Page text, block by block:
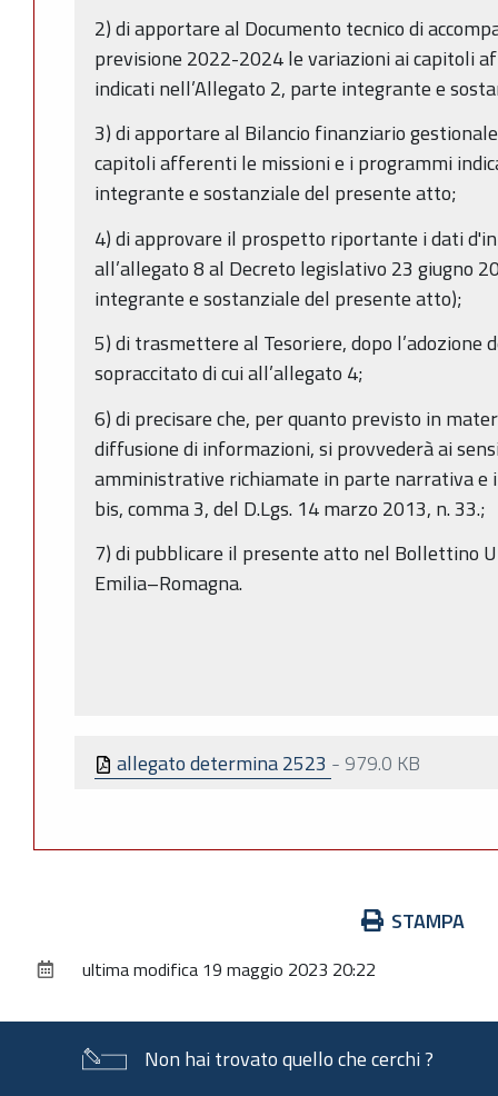
2) di apportare al Documento tecnico di
previsione 2022-2024 le variazioni ai capitoli
indicati nell’Allegato 2, parte integrante e
3) di apportare al Bilancio finanziario
capitoli afferenti le missioni e i programmi
integrante e sostanziale del presente atto;
4) di approvare il prospetto riportante i dati
all’allegato 8 al Decreto legislativo 23 giugno
integrante e sostanziale del presente atto);
5) di trasmettere al Tesoriere, dopo
sopraccitato di cui all’allegato 4;
6) di precisare che, per quanto previsto in
diffusione di informazioni, si provvederà ai
amministrative richiamate in parte narrativa e
bis, comma 3, del D.Lgs. 14 marzo 2013, n. 33.;
7) di pubblicare il presente atto nel Bollettino
Emilia–Romagna.
allegato determina 2523 - 979.0 KB
documento
STAMPA
ultima modifica 19 maggio 2023 20:22
Non hai trovato quello che cerchi ?